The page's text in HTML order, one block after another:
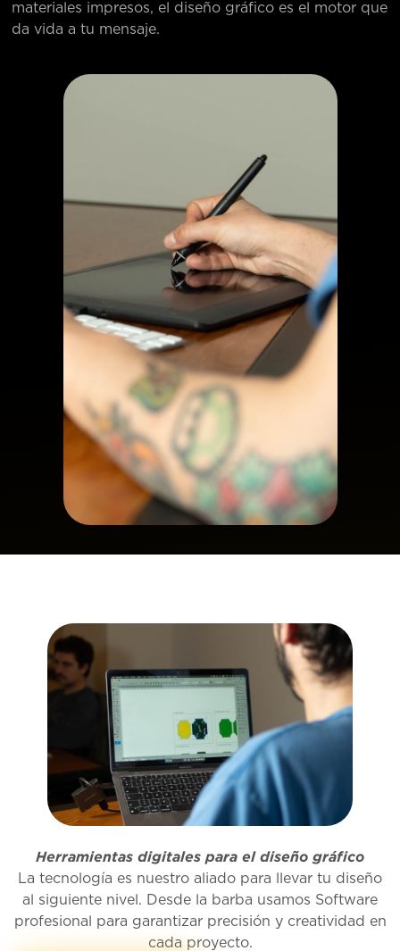
materiales impresos, el diseño gráfico es el motor que
da vida a tu mensaje.
Herramientas digitales para el diseño gráfico
La tecnología es nuestro aliado para llevar tu diseño
al siguiente nivel. Desde la barba usamos Software
profesional para garantizar precisión y creatividad en
cada proyecto.